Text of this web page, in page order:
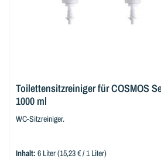
Toilettensitzreiniger für COSMOS
1000 ml
WC-Sitzreiniger.
Inhalt: 6 Liter(15,23 € / 1 Liter)